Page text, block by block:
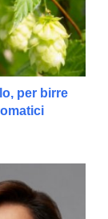
per birre